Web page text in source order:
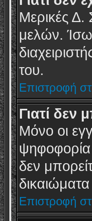
Μερικές Δ.
μελών.
του.
Επιστροφή
Γιατί
Μόνο οι
ψηφοφορία
δεν
Επιστροφή